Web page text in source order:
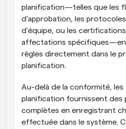
planification—telles que les
d'approbation, les
d'équipe, ou les
affectations
règles directement dans le
planification.
Au-delà de la conformité, les
planification fournissent des
complètes en enregistrant
effectuée dans le système.